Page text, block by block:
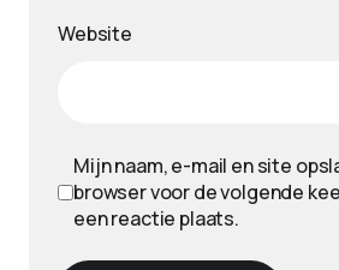
Website
Mijn naam, e-mail en site
browser voor de volgende
een reactie plaats.